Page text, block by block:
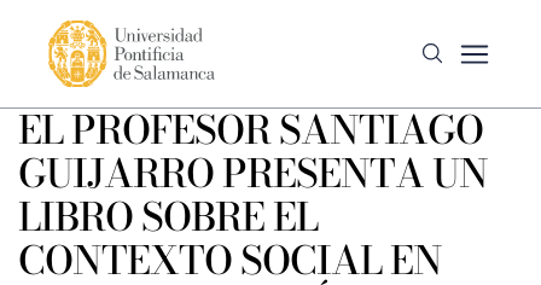
EL PROFESOR SANTIAGO
GUIJARRO PRESENTA UN
LIBRO SOBRE EL
CONTEXTO SOCIAL EN